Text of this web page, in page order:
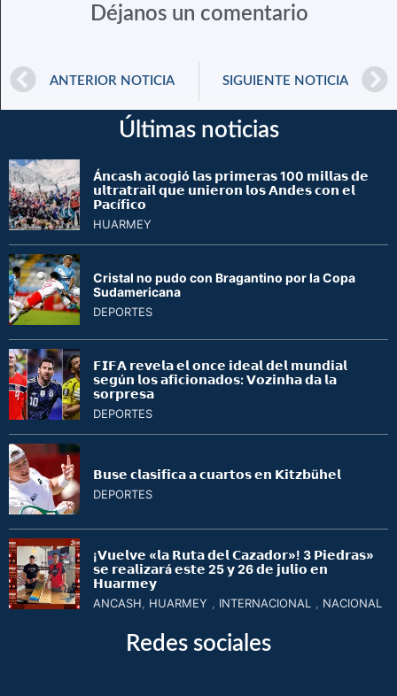
Déjanos un comentario
ANTERIOR NOTICIA SIGUIENTE NOTICIA
Últimas noticias
Á𝗻𝗰𝗮𝘀𝗵 𝗮𝗰𝗼𝗴𝗶ó 𝗹𝗮𝘀 𝗽𝗿𝗶𝗺𝗲𝗿𝗮𝘀 100 𝗺𝗶𝗹𝗹𝗮𝘀 𝗱𝗲
𝘂𝗹𝘁𝗿𝗮𝘁𝗿𝗮𝗶𝗹 𝗾𝘂𝗲 𝘂𝗻𝗶𝗲𝗿𝗼𝗻 𝗹𝗼𝘀 𝗔𝗻𝗱𝗲𝘀 𝗰𝗼𝗻 𝗲𝗹
𝗣𝗮𝗰í𝗳𝗶𝗰𝗼
HUARMEY
Cristal no pudo con Bragantino por la Copa
Sudamericana
DEPORTES
𝗙𝗜𝗙𝗔 𝗿𝗲𝘃𝗲𝗹𝗮 𝗲𝗹 𝗼𝗻𝗰𝗲 𝗶𝗱𝗲𝗮𝗹 𝗱𝗲𝗹 𝗺𝘂𝗻𝗱𝗶𝗮𝗹
𝘀𝗲𝗴ú𝗻 𝗹𝗼𝘀 𝗮𝗳𝗶𝗰𝗶𝗼𝗻𝗮𝗱𝗼𝘀: 𝗩𝗼𝘇𝗶𝗻𝗵𝗮 𝗱𝗮 𝗹𝗮
𝘀𝗼𝗿𝗽𝗿𝗲𝘀𝗮
DEPORTES
𝗕𝘂𝘀𝗲 𝗰𝗹𝗮𝘀𝗶𝗳𝗶𝗰𝗮 𝗮 𝗰𝘂𝗮𝗿𝘁𝗼𝘀 𝗲𝗻 𝗞𝗶𝘁𝘇𝗯ü𝗵𝗲𝗹
DEPORTES
¡𝗩𝘂𝗲𝗹𝘃𝗲 «𝗹𝗮 𝗥𝘂𝘁𝗮 𝗱𝗲𝗹 𝗖𝗮𝘇𝗮𝗱𝗼𝗿»! 3 𝗣𝗶𝗲𝗱𝗿𝗮𝘀»
𝘀𝗲 𝗿𝗲𝗮𝗹𝗶𝘇𝗮𝗿á 𝗲𝘀𝘁𝗲 25 𝘆 26 𝗱𝗲 𝗷𝘂𝗹𝗶𝗼 𝗲𝗻
𝗛𝘂𝗮𝗿𝗺𝗲𝘆
ANCASH HUARMEY INTERNACIONAL NACIONAL
Redes sociales